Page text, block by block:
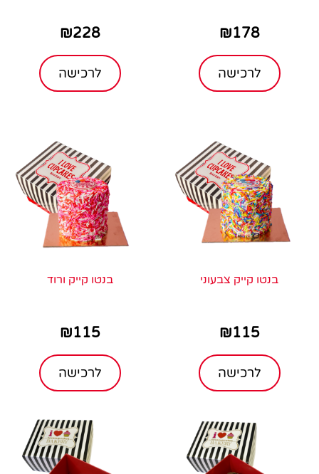
₪178
לרכישה
₪228
לרכישה
בנטו קייק צבעוני
₪115
לרכישה
בנטו קייק ורוד
₪115
לרכישה